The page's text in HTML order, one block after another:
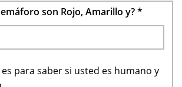
son Rojo, Amarillo y?*
para saber si usted es humano y